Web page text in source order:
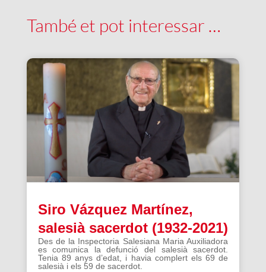
També et pot interessar …
Siro Vázquez Martínez,
salesià sacerdot (1932-2021)
Des de la Inspectoria Salesiana Maria Auxiliadora
es comunica la defunció del salesià sacerdot.
Tenia 89 anys d’edat, i havia complert els 69 de
salesià i els 59 de sacerdot.